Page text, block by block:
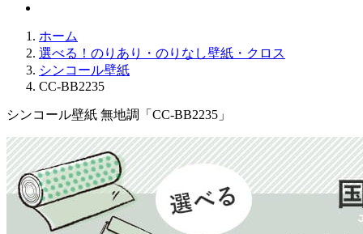
ホーム
選べる！のりあり・のりなし壁紙・クロス
シンコール壁紙
CC-BB2235
シンコール壁紙 無地調「CC-BB2235」